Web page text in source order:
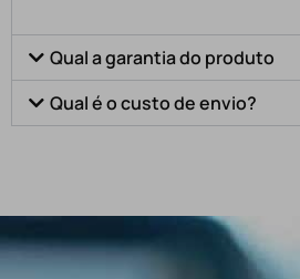
Qual a garantia do produto
Qual é o custo de envio?